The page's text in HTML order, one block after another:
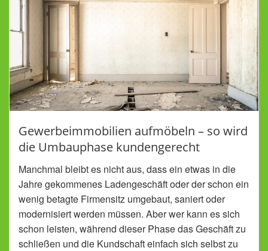
Gewerbeimmobilien aufmöbeln – so wird
die Umbauphase kundengerecht
Manchmal bleibt es nicht aus, dass ein etwas in die
Jahre gekommenes Ladengeschäft oder der schon ein
wenig betagte Firmensitz umgebaut, saniert oder
modernisiert werden müssen. Aber wer kann es sich
schon leisten, während dieser Phase das Geschäft zu
schließen und die Kundschaft einfach sich selbst zu